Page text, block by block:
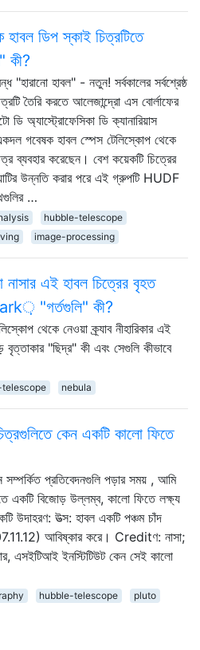
ডিপ স্কাই চিত্রটিতে
কী?
"হারানো হাবল" - নতুন! সর্বকালের সর্বশ্রেষ্ঠ
তৈরি করতে আলেজান্দ্রো এস বোর্লাফের
ডি অ্যাস্ট্রোফেসিকা ডি ক্যানারিয়াস
গবেষক হাবল স্পেস টেলিস্কোপ থেকে
ব্যবহার করেছেন। বেশ কয়েকটি চিত্রের
উন্নতি করার পরে এই গ্রুপটি HUDF
…
hubble-telescope
image-processing
নাসার এই হাবল চিত্রের বৃহত
"গর্তগুলি" কী?
থেকে নেওয়া ক্র্যাব নীহারিকার এই
বৃত্তাকার "ছিদ্র" কী এবং সেগুলি কীভাবে
nebula
কেন একটি কালো ফিতে
সম্পর্কিত প্রতিবেদনগুলি পড়ার সময় , আমি
একটি বিজোড় উল্লম্ব, কালো ফিতে লক্ষ্য
উদাহরণ: উত্স: হাবল একটি পঞ্চম চাঁদ
আবিষ্কার করে। Creditণ: নাসা;
এসইটিআই ইনস্টিটিউট কেন সেই কালো
hubble-telescope pluto